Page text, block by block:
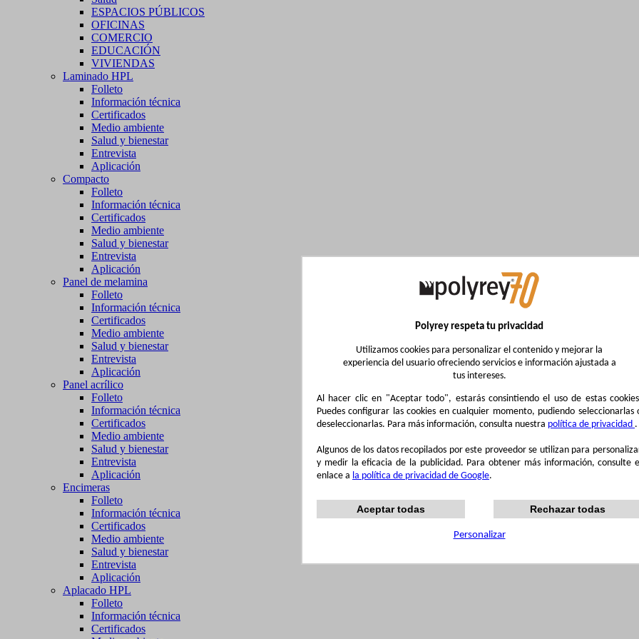
Polyrey respeta tu privacidad
Utilizamos cookies para personalizar el contenido y mejorar la
experiencia del usuario ofreciendo servicios e información ajustada a
tus intereses.
Al hacer clic en "Aceptar todo", estarás consintiendo el uso de estas
Puedes configurar las cookies en cualquier momento, pudiendo seleccionarlas
deseleccionarlas. Para más información, consulta nuestra política de privacidad .
Algunos de los datos recopilados por este proveedor se utilizan para
y medir la eficacia de la publicidad. Para obtener más información, consulte
enlace a la política de privacidad de Google.
Aceptar todas Rechazar todas
Personalizar
ESPACIOS PÚBLICOS
OFICINAS
COMERCIO
EDUCACIÓN
VIVIENDAS
Laminado HPL
Folleto
Información técnica
Certificados
Medio ambiente
Salud y bienestar
Entrevista
Aplicación
Compacto
Folleto
Información técnica
Certificados
Medio ambiente
Salud y bienestar
Entrevista
Aplicación
Panel de melamina
Folleto
Información técnica
Certificados
Medio ambiente
Salud y bienestar
Entrevista
Aplicación
Panel acrílico
Folleto
Información técnica
Certificados
Medio ambiente
Salud y bienestar
Entrevista
Aplicación
Encimeras
Folleto
Información técnica
Certificados
Medio ambiente
Salud y bienestar
Entrevista
Aplicación
Aplacado HPL
Folleto
Información técnica
Certificados